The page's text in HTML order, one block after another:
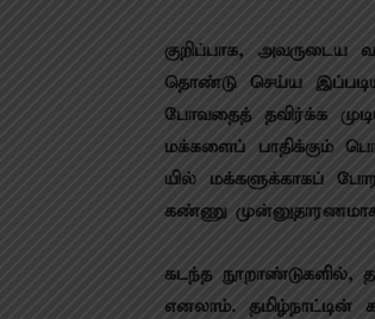
குறிப்​பாக, அவருடைய
தொண்டு செய்ய
போவதைத் தவிர்க்க
மக்​களைப் பாதிக்​கும்
யில் மக்​களுக்​காகப்
கண்ணு
கடந்த நூறாண்​டு​களில்,
எனலாம். தமிழ்​நாட்​டின்